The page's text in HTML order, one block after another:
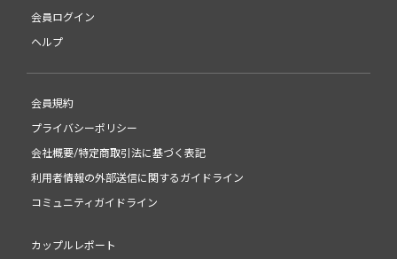
会員ログイン
ヘルプ
会員規約
プライバシーポリシー
会社概要/特定商取引法に基づく表記
利用者情報の外部送信に関するガイドライン
コミュニティガイドライン
カップルレポート